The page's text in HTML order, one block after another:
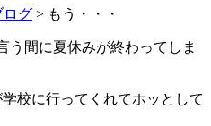
ログ > もう・・・
う間に夏休みが終わってしま
校に行ってくれてホッとして